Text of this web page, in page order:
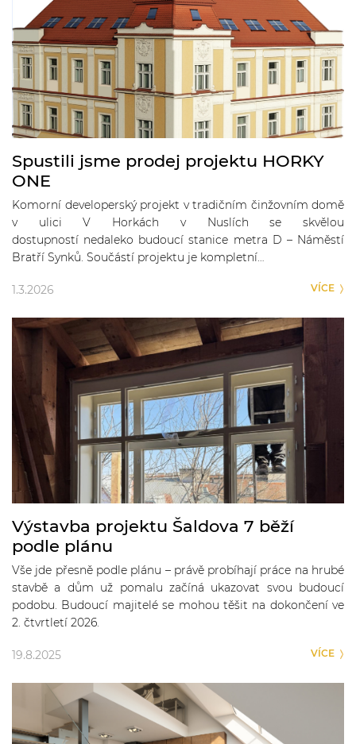
Spustili jsme prodej projektu HORKY
ONE
Komorní developerský projekt v tradičním činžovním domě
v ulici V Horkách v Nuslích se skvělou
dostupností nedaleko budoucí stanice metra D – Náměstí
Bratří Synků. Součástí projektu je kompletní…
1.3.2026 VÍCE
Výstavba projektu Šaldova 7 běží
podle plánu
Vše jde přesně podle plánu – právě probíhají práce na hrubé
stavbě a dům už pomalu začíná ukazovat svou budoucí
podobu. Budoucí majitelé se mohou těšit na dokončení ve
2. čtvrtletí 2026.
19.8.2025 VÍCE